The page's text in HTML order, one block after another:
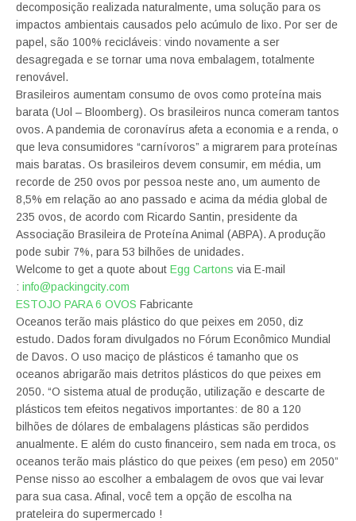
decomposição realizada naturalmente, uma solução para os
impactos ambientais causados pelo acúmulo de lixo. Por ser de
papel, são 100% recicláveis: vindo novamente a ser
desagregada e se tornar uma nova embalagem, totalmente
renovável.
Brasileiros aumentam consumo de ovos como proteína mais
barata (Uol – Bloomberg). Os brasileiros nunca comeram tantos
ovos. A pandemia de coronavírus afeta a economia e a renda, o
que leva consumidores “carnívoros” a migrarem para proteínas
mais baratas. Os brasileiros devem consumir, em média, um
recorde de 250 ovos por pessoa neste ano, um aumento de
8,5% em relação ao ano passado e acima da média global de
235 ovos, de acordo com Ricardo Santin, presidente da
Associação Brasileira de Proteína Animal (ABPA). A produção
pode subir 7%, para 53 bilhões de unidades.
Welcome to get a quote about Egg Cartons via E-mail
: info@packingcity.com
ESTOJO PARA 6 OVOS Fabricante
Oceanos terão mais plástico do que peixes em 2050, diz
estudo. Dados foram divulgados no Fórum Econômico Mundial
de Davos. O uso maciço de plásticos é tamanho que os
oceanos abrigarão mais detritos plásticos do que peixes em
2050. “O sistema atual de produção, utilização e descarte de
plásticos tem efeitos negativos importantes: de 80 a 120
bilhões de dólares de embalagens plásticas são perdidos
anualmente. E além do custo financeiro, sem nada em troca, os
oceanos terão mais plástico do que peixes (em peso) em 2050”
Pense nisso ao escolher a embalagem de ovos que vai levar
para sua casa. Afinal, você tem a opção de escolha na
prateleira do supermercado !